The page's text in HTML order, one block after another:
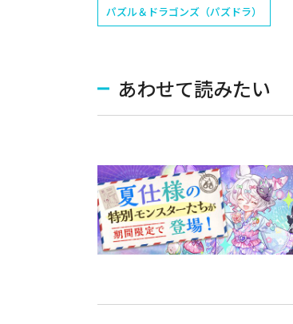
パズル＆ドラゴンズ（パズドラ）
あわせて読みたい